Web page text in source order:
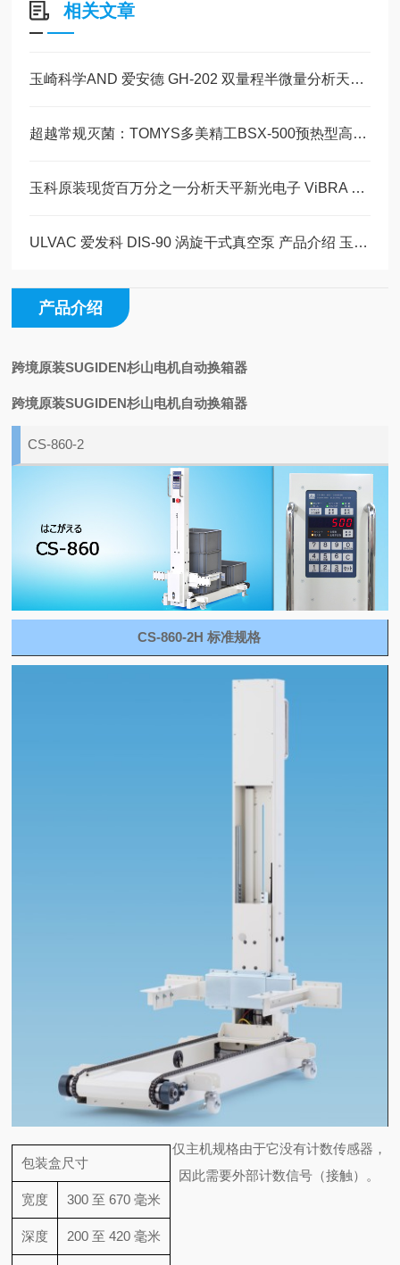
相关文章
玉崎科学AND 爱安德 GH-202 双量程半微量分析天平 完整产品详情 + 行业应用
超越常规灭菌：TOMYS多美精工BSX-500预热型高压灭菌器的技术革新与应用解析
玉科原装现货百万分之一分析天平新光电子 ViBRA XFR-224 分析天平 产品详情
ULVAC 爱发科 DIS-90 涡旋干式真空泵 产品介绍 玉崎科学仪器原装现货
产品介绍
跨境原装SUGIDEN杉山电机自动换箱器
跨境原装SUGIDEN杉山电机自动换箱器
CS-860-2
CS-860-2H 标准规格
仅主机规格
包装盒尺寸
宽度 300 至 670 毫米
深度 200 至 420 毫米
由于它没有计数传感器，
因此需要外部计数信号（接触）。